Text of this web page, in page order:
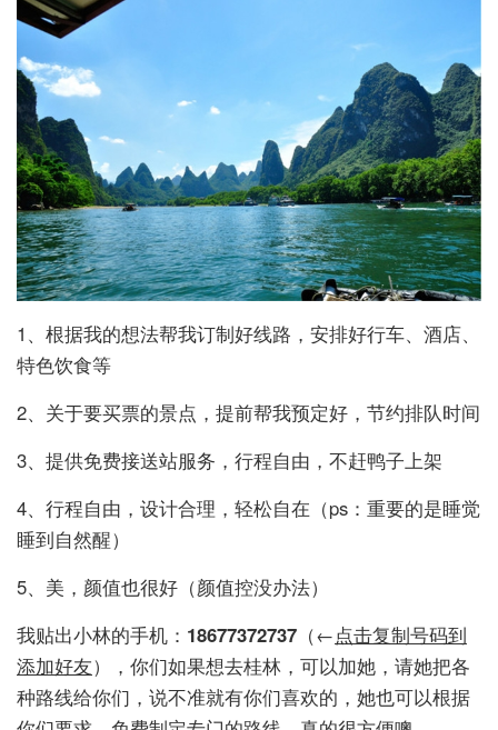
1、根据我的想法帮我订制好线路，安排好行车、酒店、
特色饮食等
2、关于要买票的景点，提前帮我预定好，节约排队时间
3、提供免费接送站服务，行程自由，不赶鸭子上架
4、行程自由，设计合理，轻松自在（ps：重要的是睡觉
睡到自然醒）
5、美，颜值也很好（颜值控没办法）
我贴出小林的手机： 18677372737 （←点击复制号码到
添加好友），你们如果想去桂林，可以加她，请她把各
种路线给你们，说不准就有你们喜欢的，她也可以根据